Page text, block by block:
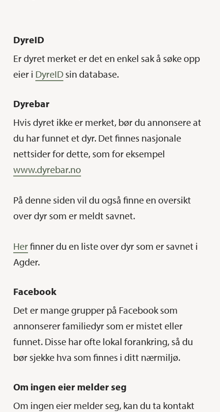
DyreID
Er dyret merket er det en enkel sak å søke opp
eier i DyreID sin database.
Dyrebar
Hvis dyret ikke er merket, bør du annonsere at
du har funnet et dyr. Det finnes nasjonale
nettsider for dette, som for eksempel
www.dyrebar.no
På denne siden vil du også finne en oversikt
over dyr som er meldt savnet.
Herfinner du en liste over dyr som er savnet i
Agder.
Facebook
Det er mange grupper på Facebook som
annonserer familiedyr som er mistet eller
funnet. Disse har ofte lokal forankring, så du
bør sjekke hva som finnes i ditt nærmiljø.
Om ingen eier melder seg
Om ingen eier melder seg, kan du ta kontakt